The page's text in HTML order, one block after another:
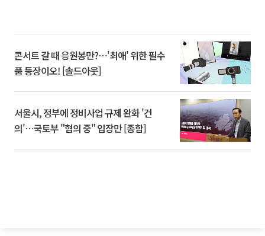
콘서트 갈 때 응원봉만?⋯'최애' 위한 필수
품 등장이오! [솔드아웃]
서울시, 정부에 정비사업 규제 완화 '건
의'⋯국토부 "협의 중" 입장만 [종합]